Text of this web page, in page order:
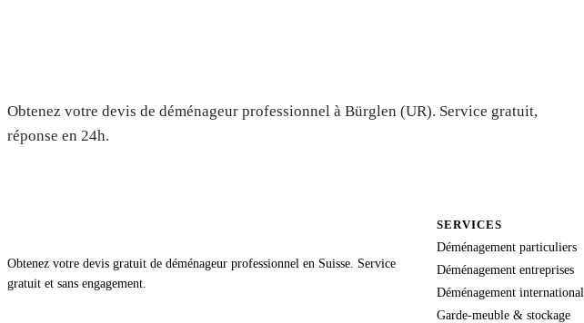
Obtenez votre devis de déménageur professionnel à Bürglen (UR). Service gratuit,
réponse en 24h.
Obtenez votre devis gratuit de déménageur professionnel en Suisse. Service
gratuit et sans engagement.
SERVICES
Déménagement particuliers
Déménagement entreprises
Déménagement international
Garde-meuble & stockage